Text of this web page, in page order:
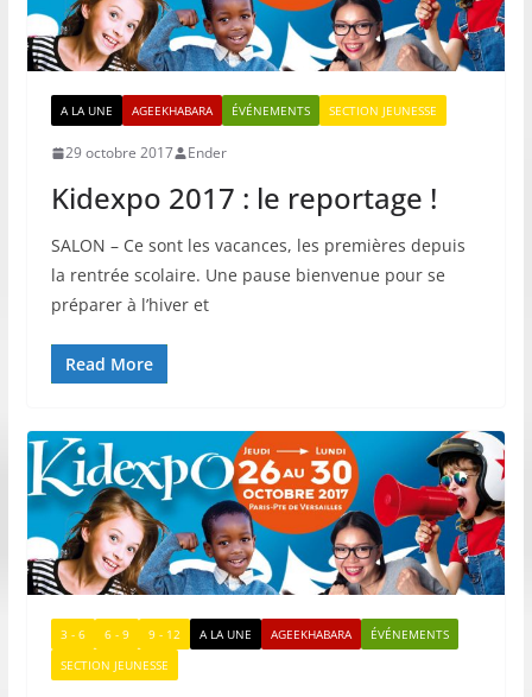
A LA UNE AGEEKHABARA ÉVÉNEMENTS SECTION JEUNESSE
29 octobre 2017 Ender
Kidexpo 2017 : le reportage !
SALON – Ce sont les vacances, les premières depuis
la rentrée scolaire. Une pause bienvenue pour se
préparer à l’hiver et
Read More
3 - 6 6 - 9 9 - 12 A LA UNE AGEEKHABARA
ÉVÉNEMENTS
SECTION JEUNESSE